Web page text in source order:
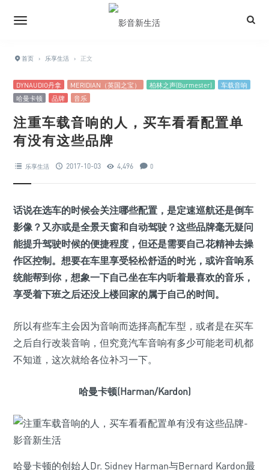
首页 › 乐享生活 › 正文
DYNAUDIO丹拿 MERIDIAN（英国之宝） 柏林之声(Burmester)
车载音响
哈曼卡顿
品牌 音乐
注重车载音响的人，买车看看配置单
有没有这些品牌
乐享生活 2017-10-03 4,496 0
话说在选车的时候会关注哪些配置，是定速巡航还是倒车
影像？又亦或是全景天窗和自动驾驶？这些品牌毫无疑问
能提升驾驶时候的便捷程度，但还是需要自己花精神去操
作区控制。想要在车里享受轻松舒适的时光，或许音响系
统能帮到你，想象一下自己坐在车内听着最喜欢的音乐，
享受着下班之后还没上楼回家的属于自己的时间。
所以有些车主会因为音响而选择高配车型，或者是在买车
之后自行改装音响，但究竟汽车音响有多少可能老司机都
不知道，这次就给各位补习一下。
哈曼卡顿(Harman/Kardon)
哈曼卡顿的创始人Dr. Sidney Harman与Bernard Kardon最